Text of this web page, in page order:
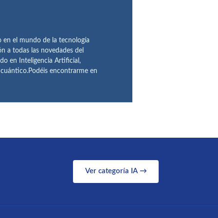
en el mundo de la tecnología
a todas las novedades del
en Inteligencia Artificial,
encontrarme en
Ver categoría IA →